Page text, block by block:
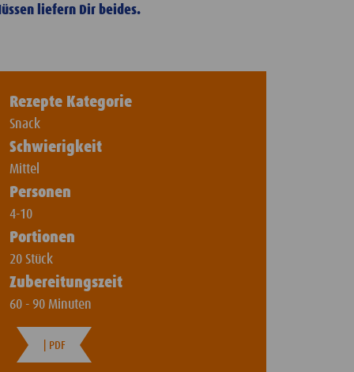
liefern Dir beides.
Rezepte Kategorie
Snack
Schwierigkeit
Mittel
Personen
4-10
Portionen
20 Stück
Zubereitungszeit
60 - 90 Minuten
| PDF